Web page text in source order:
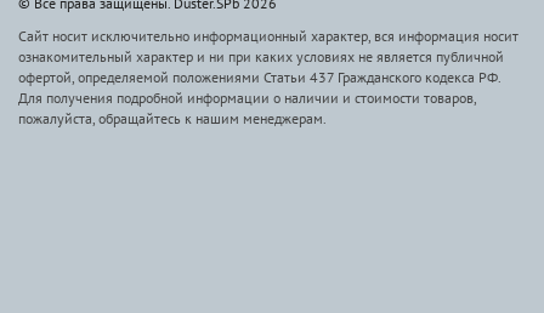
Сайт носит исключительно информационный характер, вся информация носит
ознакомительный характер и ни при каких условиях не является публичной
офертой, определяемой положениями Статьи 437 Гражданского кодекса РФ.
Для получения подробной информации о наличии и стоимости товаров,
пожалуйста, обращайтесь к нашим менеджерам.